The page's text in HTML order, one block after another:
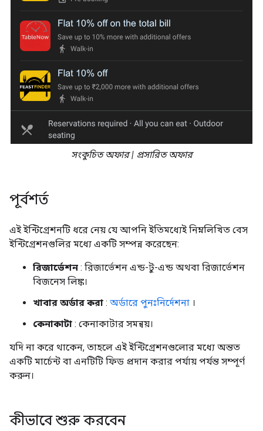
সংকুচিত অফার | প্রসারিত অফার
পূর্বশর্ত
এই ইন্টিগ্রেশনটি ধরে নেয় যে আপনি ইতিমধ্যেই নিম্নলিখিত বেস
ইন্টিগ্রেশনগুলির মধ্যে একটি সম্পন্ন করেছেন:
রিজার্ভেশন : রিজার্ভেশন এন্ড-টু-এন্ড অথবা রিজার্ভেশন
বিজনেস লিঙ্ক।
খাবার অর্ডার করা : অর্ডারে পুনঃনির্দেশনা ।
কেনাকাটা : কেনাকাটার সমন্বয়।
যদি না করে থাকেন, তাহলে এই ইন্টিগ্রেশনগুলোর মধ্যে অন্তত
একটি মার্চেন্ট বা এনটিটি ফিড প্রদান করার পর্যায় পর্যন্ত সম্পূর্ণ
করুন।
কীভাবে শুরু করবেন